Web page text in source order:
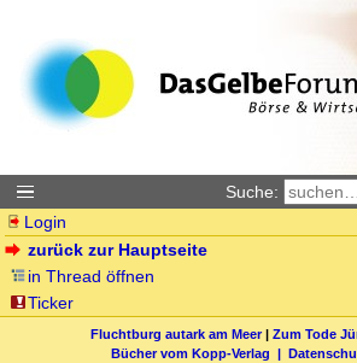
Suche:
Login
zurück zur Hauptseite
in Thread öffnen
Ticker
Fluchtburg autark am Meer| Zum Tode
Bücher vom Kopp-Verlag |